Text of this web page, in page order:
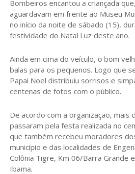
Bombeiros encantou a criançada
aguardavam em frente ao Museu
no início da noite de sábado (15),
festividade do Natal Luz deste ano.
Ainda em cima do veículo, o bom
balas para os pequenos. Logo que
Papai Noel distribuiu sorrisos e
centenas de fotos com o público.
De acordo com a organização, mais
passaram pela festa realizada no
que também recebeu moradores
município e das localidades de
Colônia Tigre, Km 06/Barra Grande
Ibama.